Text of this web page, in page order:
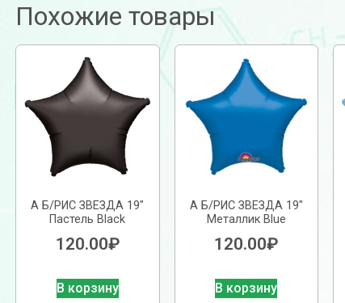
Похожие товары
А Б/РИС ЗВЕЗДА 19″
Пастель Black
120.00₽
В корзину
А Б/РИС ЗВЕЗДА 19″
Металлик Blue
120.00₽
В корзину